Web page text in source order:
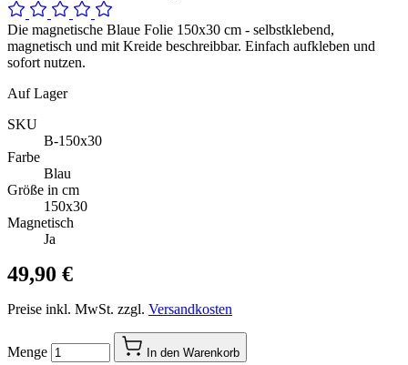
Die magnetische Blaue Folie 150x30 cm - selbstklebend,
magnetisch und mit Kreide beschreibbar. Einfach aufkleben und
sofort nutzen.
Auf Lager
SKU
B-150x30
Farbe
Blau
Größe in cm
150x30
Magnetisch
Ja
49,90 €
Preise inkl. MwSt. zzgl. Versandkosten
Menge In den Warenkorb